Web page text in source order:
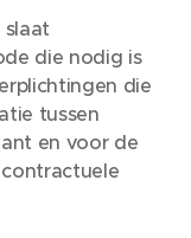
die nodig is
die
tussen
en voor de